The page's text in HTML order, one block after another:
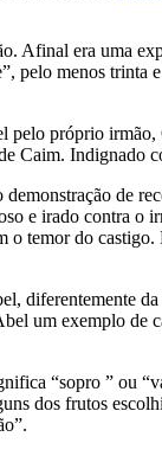
Afinal era uma
pelo menos
pelo próprio
Caim.
de
e irado contra o
temor do
diferentemente
um exemplo de
“sopro ” ou
dos frutos